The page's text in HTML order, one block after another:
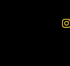
Instagram